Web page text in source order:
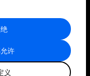
许
义